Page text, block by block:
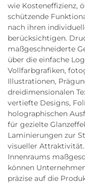
wie Kosteneffizienz,
schützende
nach ihren
berücksichtigen.
maßgeschneiderte
über die einfache
Vollfarbgrafiken,
Illustrationen,
dreidimensionalen
vertiefte Designs,
holographischen
für gezielte
Laminierungen zur
visueller
Innenraums
können
präzise auf die